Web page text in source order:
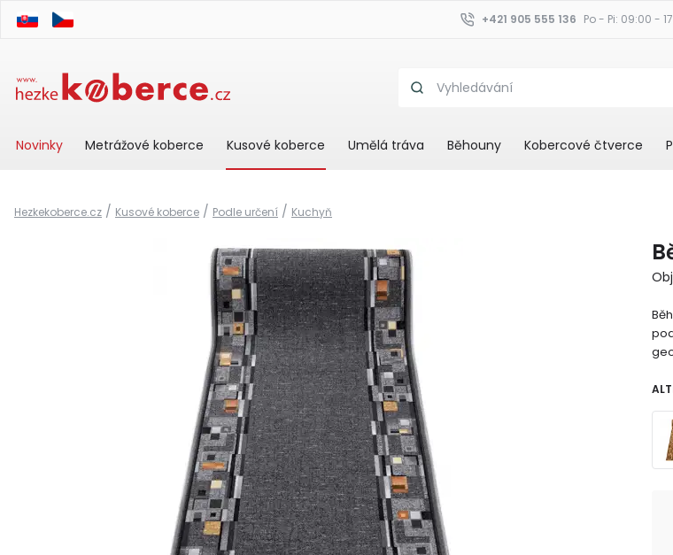
+421 905 555 136 Po - Pi: 09:00 -
Novinky Metrážové koberce Kusové koberce Umělá tráva Běhouny Kobercové čtverce
Hezkekoberce.cz / Kusové koberce / Podle určení / Kuchyň